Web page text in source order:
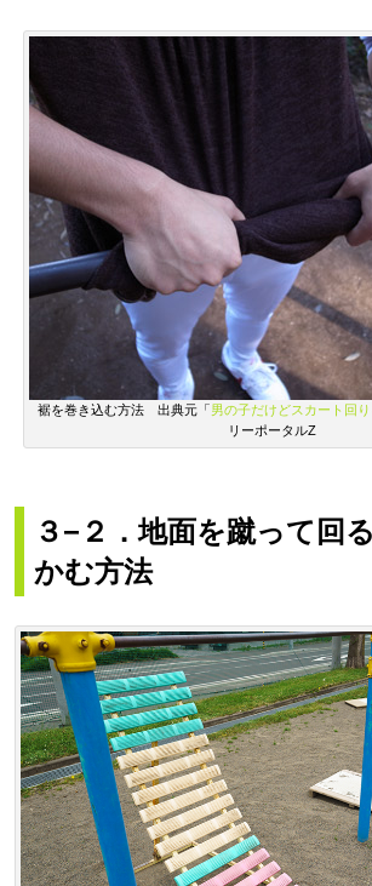
裾を巻き込む方法 出典元「男の子だけどスカート回
リーポータルZ
３−２．地面を蹴って回
かむ方法